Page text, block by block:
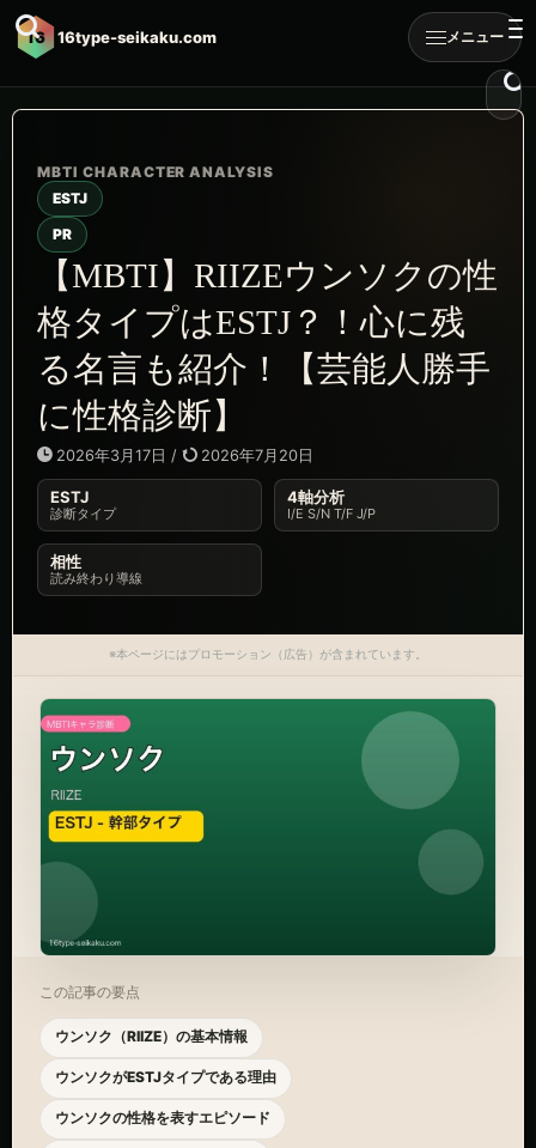
16 16type-seikaku.com メニュー
ESTJ
PR
【MBTI】RIIZEウンソクの性
格タイプはESTJ？！心に残
る名言も紹介！【芸能人勝手
に性格診断】
2026年3月17日 / 2026年7月20日
ESTJ
診断タイプ
4軸分析
I/E S/N T/F J/P
相性
読み終わり導線
※本ページにはプロモーション（広告）が含まれています。
この記事の要点
ウンソク（RIIZE）の基本情報
ウンソクがESTJタイプである理由
ウンソクの性格を表すエピソード